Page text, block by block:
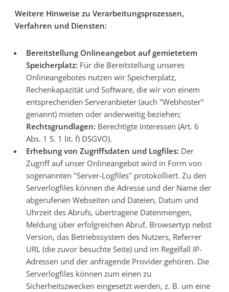
Weitere Hinweise zu Verarbeitungsprozessen,
Verfahren und Diensten:
Bereitstellung Onlineangebot auf gemietetem
Speicherplatz: Für die Bereitstellung unseres
Onlineangebotes nutzen wir Speicherplatz,
Rechenkapazität und Software, die wir von einem
entsprechenden Serveranbieter (auch "Webhoster"
genannt) mieten oder anderweitig beziehen;
Rechtsgrundlagen: Berechtigte Interessen (Art. 6
Abs. 1 S. 1 lit. f) DSGVO).
Erhebung von Zugriffsdaten und Logfiles: Der
Zugriff auf unser Onlineangebot wird in Form von
sogenannten "Server-Logfiles" protokolliert. Zu den
Serverlogfiles können die Adresse und der Name der
abgerufenen Webseiten und Dateien, Datum und
Uhrzeit des Abrufs, übertragene Datenmengen,
Meldung über erfolgreichen Abruf, Browsertyp nebst
Version, das Betriebssystem des Nutzers, Referrer
URL (die zuvor besuchte Seite) und im Regelfall IP-
Adressen und der anfragende Provider gehören. Die
Serverlogfiles können zum einen zu
Sicherheitszwecken eingesetzt werden, z. B. um eine